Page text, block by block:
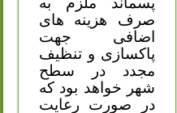
صرف هزینه های
اضافی جهت
پاکسازی و تنظیف
مجدد در سطح
شهر خواهد بود که
در صورت رعایت